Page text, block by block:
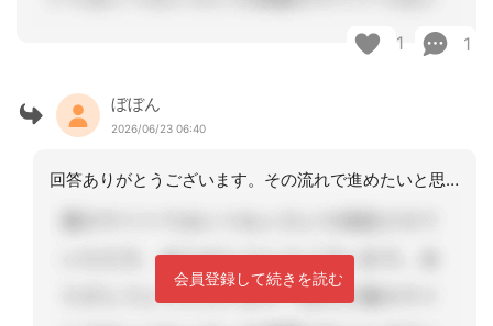
1 1
ぼぼん
2026/06/23 06:40
回答ありがとうございます。その流れで進めたいと思います。
会員登録して続きを読む